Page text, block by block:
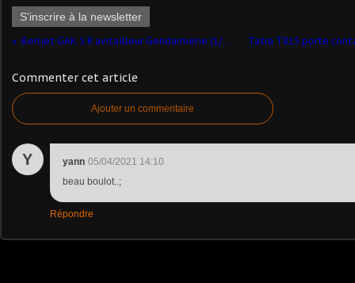
S'inscrire à la newsletter
Berliet GAK 5 R avitailleur Gendarmerie (1/43 - Hachette)
Commenter cet article
Ajouter un commentaire
Y yann 05/04/2021 14:10
beau boulot..;
Répondre